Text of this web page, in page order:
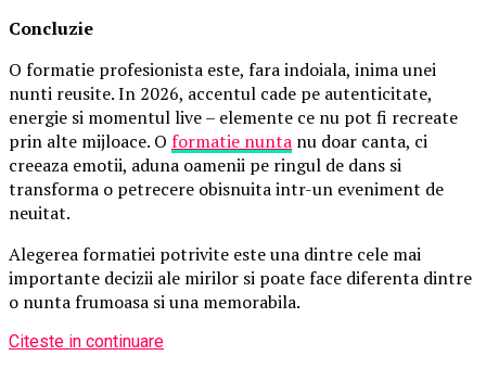
Concluzie
O formatie profesionista este, fara indoiala, inima unei
nunti reusite. In 2026, accentul cade pe autenticitate,
energie si momentul live – elemente ce nu pot fi recreate
prin alte mijloace. O formatie nunta nu doar canta, ci
creeaza emotii, aduna oamenii pe ringul de dans si
transforma o petrecere obisnuita intr-un eveniment de
neuitat.
Alegerea formatiei potrivite este una dintre cele mai
importante decizii ale mirilor si poate face diferenta dintre
o nunta frumoasa si una memorabila.
Citeste in continuare